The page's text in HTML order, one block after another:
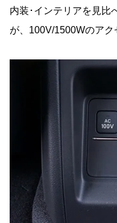
内装･インテリアを見比
が、100V/1500Wのアク